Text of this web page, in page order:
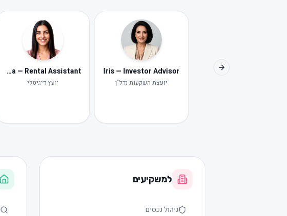
Iris — Investor Advisor
יועצת השקעות נדל"ן
Neta — Rental Assistant
יועץ דיגיטלי
Next slide
למשקיעים
ניהול נכסים